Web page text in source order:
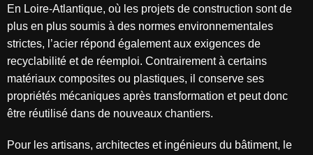
En Loire-Atlantique, où les projets de construction sont de
plus en plus soumis à des normes environnementales
strictes, l’acier répond également aux exigences de
recyclabilité et de réemploi. Contrairement à certains
matériaux composites ou plastiques, il conserve ses
propriétés mécaniques après transformation et peut donc
être réutilisé dans de nouveaux chantiers.
Pour les artisans, architectes et ingénieurs du bâtiment, le